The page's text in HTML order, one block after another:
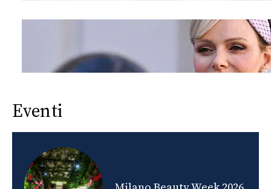
Eventi